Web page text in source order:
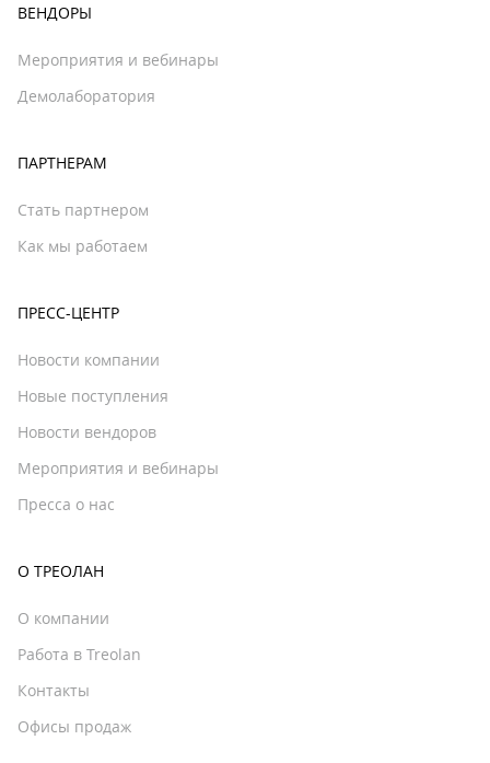
ВЕНДОРЫ
Мероприятия и вебинары
Демолаборатория
ПАРТНЕРАМ
Стать партнером
Как мы работаем
ПРЕСС-ЦЕНТР
Новости компании
Новые поступления
Новости вендоров
Мероприятия и вебинары
Пресса о нас
О ТРЕОЛАН
О компании
Работа в Treolan
Контакты
Офисы продаж